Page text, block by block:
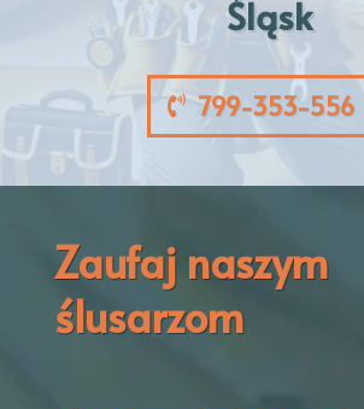
Śląsk
799-353-556
Zaufaj naszym
ślusarzom